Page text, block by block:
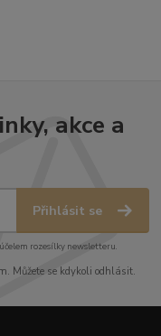
akce a
Přihlásit se
rozesílky newsletteru.
Můžete se kdykoli odhlásit.